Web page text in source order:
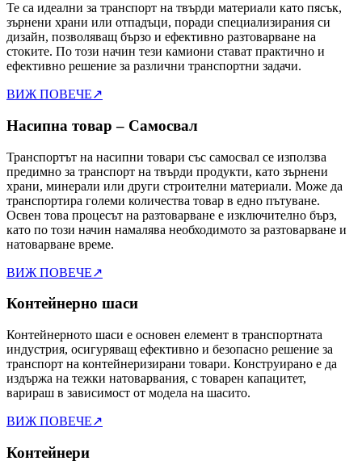
Те са идеални за транспорт на твърди материали като пясък,
зърнени храни или отпадъци, поради специализирания си
дизайн, позволяващ бързо и ефективно разтоварване на
стоките. По този начин тези камиони стават практично и
ефективно решение за различни транспортни задачи.
ВИЖ ПОВЕЧЕ↗
Насипна товар – Самосвал
Транспортът на насипни товари със самосвал се използва
предимно за транспорт на твърди продукти, като зърнени
храни, минерали или други строителни материали. Може да
транспортира големи количества товар в едно пътуване.
Освен това процесът на разтоварване е изключително бърз,
като по този начин намалява необходимото за разтоварване и
натоварване време.
ВИЖ ПОВЕЧЕ↗
Контейнерно шаси
Контейнерното шаси е основен елемент в транспортната
индустрия, осигуряващ ефективно и безопасно решение за
транспорт на контейнеризирани товари. Конструирано е да
издържа на тежки натоварвания, с товарен капацитет,
варираш в зависимост от модела на шасито.
ВИЖ ПОВЕЧЕ↗
Контейнери